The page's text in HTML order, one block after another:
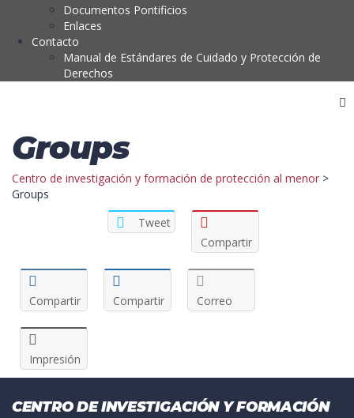
Documentos Pontificios
Enlaces
Contacto
Manual de Estándares de Cuidado y Protección de
Derechos
Groups
Centro de investigación y formación de protección al menor >
Groups
Tweet
Compartir
Compartir Compartir Correo
Impresión
CENTRO DE INVESTIGACIÓN Y FORMACIÓN